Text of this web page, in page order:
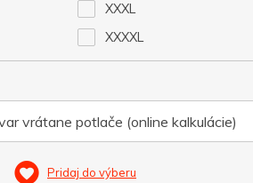
XXXL
XXXXL
vrátane potlače (online kalkulácie)
Pridaj do výberu